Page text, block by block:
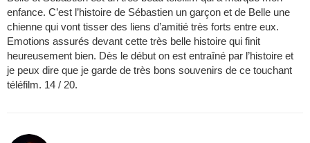
enfance. C’est l’histoire de Sébastien un garçon et de Belle une
chienne qui vont tisser des liens d’amitié très forts entre eux.
Emotions assurés devant cette très belle histoire qui finit
heureusement bien. Dès le début on est entraîné par l’histoire et
je peux dire que je garde de très bons souvenirs de ce touchant
téléfilm. 14 / 20.